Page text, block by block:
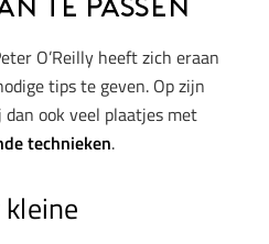
te passen
O’Reilly heeft zich eraan
tips te geven. Op zijn
ook veel plaatjes met
technieken.